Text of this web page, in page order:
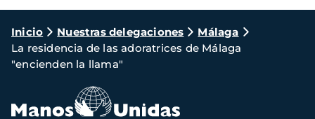
Ruta
de
navegación
Inicio Nuestras delegaciones
Málaga
La residencia de las adoratrices de Málaga
"encienden la llama"